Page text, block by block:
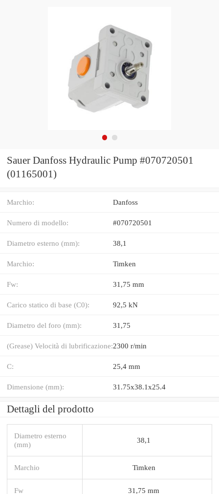
Sauer Danfoss Hydraulic Pump #070720501
(01165001)
Marchio: Danfoss
Numero di modello: #070720501
Diametro esterno (mm): 38,1
Marchio: Timken
Fw: 31,75 mm
Carico statico di base (C0): 92,5 kN
Diametro del foro (mm): 31,75
(Grease) Velocità di lubrificazione:2300 r/min
C: 25,4 mm
Dimensione (mm): 31.75x38.1x25.4
Dettagli del prodotto
Diametro esterno
(mm)
38,1
Marchio Timken
Fw 31,75 mm